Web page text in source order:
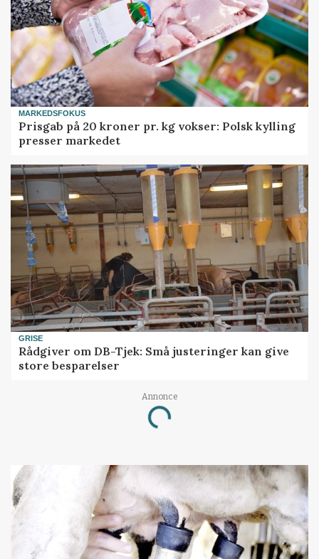
MARKEDSFOKUS
Prisgab på 20 kroner pr. kg vokser: Polsk kylling
presser markedet
GRISE
Rådgiver om DB-Tjek: Små justeringer kan give
store besparelser
Annonce
Loading...